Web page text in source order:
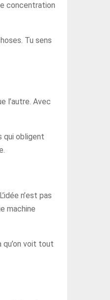
concentration
Tu sens
l’autre. Avec
qui obligent
n’est pas
machine
qu’on voit tout